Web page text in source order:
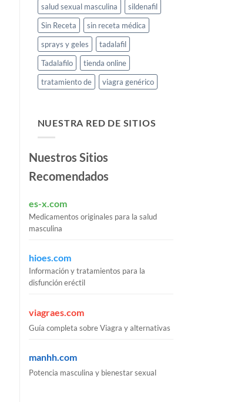
salud sexual masculina
sildenafil
Sin Receta
sin receta médica
sprays y geles
tadalafil
Tadalafilo
tienda online
tratamiento de
viagra genérico
NUESTRA RED DE SITIOS
Nuestros Sitios
Recomendados
es-x.com
Medicamentos originales para la salud
masculina
hioes.com
Información y tratamientos para la
disfunción eréctil
viagraes.com
Guía completa sobre Viagra y alternativas
manhh.com
Potencia masculina y bienestar sexual